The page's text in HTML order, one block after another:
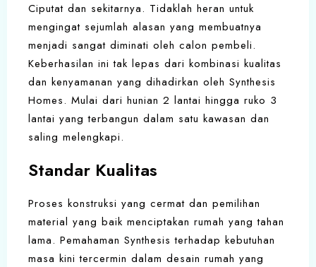
Ciputat dan sekitarnya. Tidaklah heran untuk
mengingat sejumlah alasan yang membuatnya
menjadi sangat diminati oleh calon pembeli.
Keberhasilan ini tak lepas dari kombinasi kualitas
dan kenyamanan yang dihadirkan oleh Synthesis
Homes. Mulai dari hunian 2 lantai hingga ruko 3
lantai yang terbangun dalam satu kawasan dan
saling melengkapi.
Standar Kualitas
Proses konstruksi yang cermat dan pemilihan
material yang baik menciptakan rumah yang tahan
lama. Pemahaman Synthesis terhadap kebutuhan
masa kini tercermin dalam desain rumah yang